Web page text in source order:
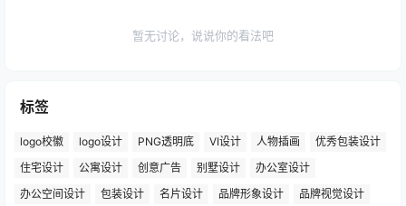
暂无讨论，说说你的看法吧
标签
logo校徽 logo设计 PNG透明底 VI设计 人物插画
优秀包装设计
住宅设计
公寓设计 创意广告 别墅设计
办公室设计
办公空间设计
包装设计 名片设计 品牌形象设计 品牌视觉设计